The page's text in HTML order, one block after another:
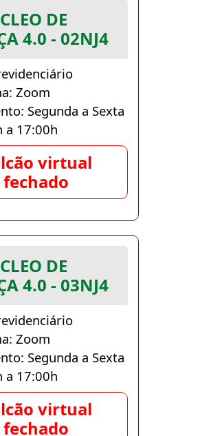
DE
4.0 - 02NJ4
Zoom
Segunda a Sexta
a 17:00h
virtual
fechado
DE
4.0 - 03NJ4
Zoom
Segunda a Sexta
a 17:00h
virtual
fechado